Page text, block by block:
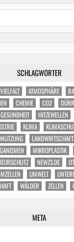
SCHLAGWÖRTER
ATMOSPHÄRE
CHEMIE CO2
GESUNDHEIT HITZEWELLEN
KLIMA
LANDWIRTSCHAFT
MIKROPLASTIK
NEWZS.DE
UMWELT
WÄLDER ZELLEN
META